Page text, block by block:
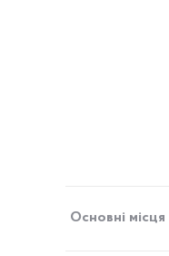
Основні